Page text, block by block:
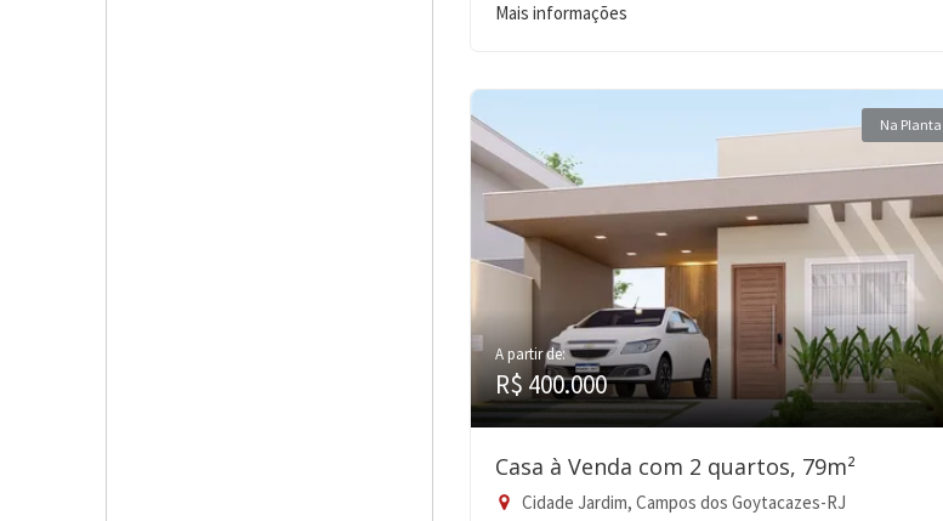
Mais informações
Na Planta
A partir de:
R$ 400.000
Casa à Venda com 2 quartos, 79m²
Cidade Jardim, Campos dos Goytacazes-RJ